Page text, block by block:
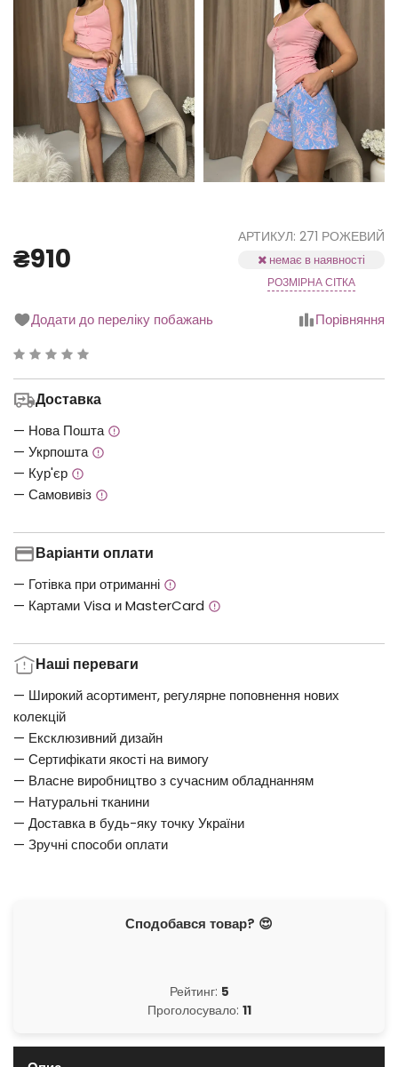
₴910
АРТИКУЛ: 271 РОЖЕВИЙ
немає в наявності
РОЗМІРНА СІТКА
Додати до переліку побажань Порівняння
0.00
з
5
Доставка
— Нова Пошта
— Укрпошта
— Кур'єр
— Самовивіз
Варіанти оплати
— Готівка при отриманні
— Картами Visa и MasterCard
Наші переваги
— Широкий асортимент, регулярне поповнення нових
колекцій
— Ексклюзивний дизайн
— Сертифікати якості на вимогу
— Власне виробництво з сучасним обладнанням
— Натуральні тканини
— Доставка в будь-яку точку України
— Зручні способи оплати
Сподобався товар? 😍
Рейтинг: 5
Проголосувало: 11